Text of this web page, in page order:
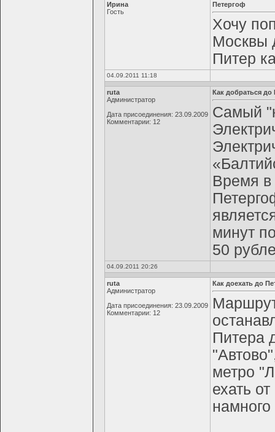
Ирина
Гость
Петергоф
Хочу
Москвы
Питер
04.09.2011 11:18
ruta
Администратор
Дата присоединения: 23.09.2009
Комментарии: 12
Как добраться до
Самый
Время в
минут
50
04.09.2011 20:26
ruta
Администратор
Дата присоединения: 23.09.2009
Комментарии: 12
Как доехать до
Питера
метро
ехать